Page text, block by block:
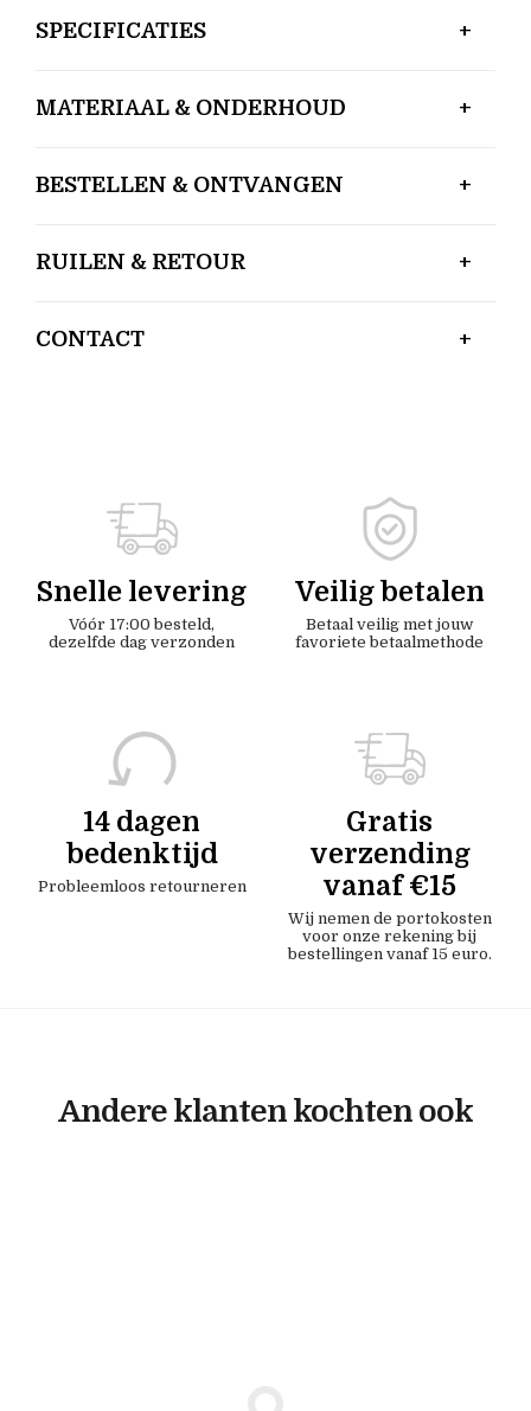
SPECIFICATIES
MATERIAAL & ONDERHOUD
BESTELLEN & ONTVANGEN
RUILEN & RETOUR
CONTACT
Snelle levering
Vóór 17:00 besteld,
dezelfde dag verzonden
Veilig betalen
Betaal veilig met jouw
favoriete betaalmethode
14 dagen
bedenktijd
Probleemloos retourneren
Gratis
verzending
vanaf €15
Wij nemen de portokosten
voor onze rekening bij
bestellingen vanaf 15 euro.
Andere klanten kochten ook